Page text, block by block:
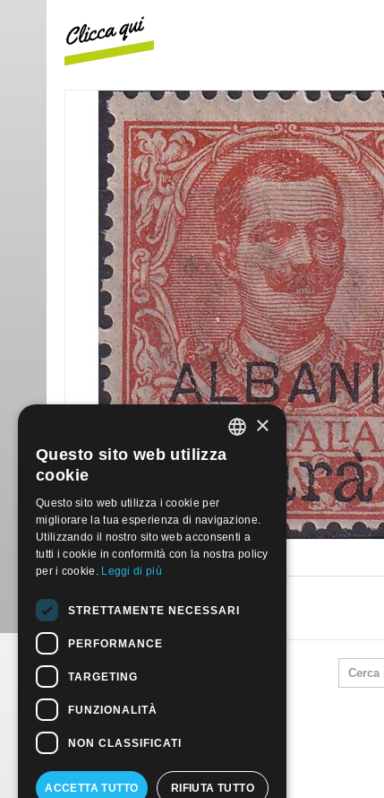
ITALIAN
×
Questo sito web utilizza
cookie
Questo sito web utilizza i cookie per
migliorare la tua esperienza di navigazione.
Utilizzando il nostro sito web acconsenti a
tutti i cookie in conformità con la nostra policy
per i cookie. Leggi di più
STRETTAMENTE NECESSARI
PERFORMANCE
TARGETING
FUNZIONALITÀ
NON CLASSIFICATI
ACCETTA TUTTO RIFIUTA TUTTO